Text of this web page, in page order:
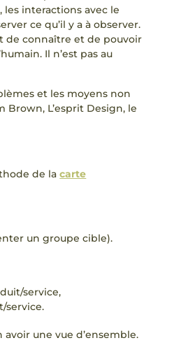
interactions avec le
ce qu’il y a à observer.
de connaître et de pouvoir
Il n’est pas au
et les moyens non
Brown, L’esprit Design, le
de lacarte
un groupe cible).
service,
service.
une vue d’ensemble.